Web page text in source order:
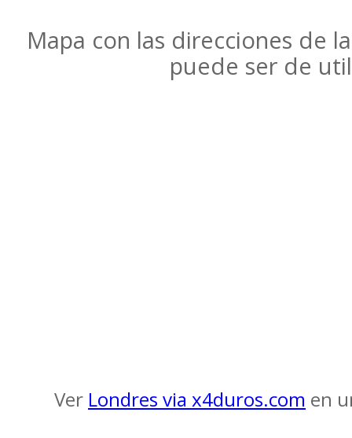
Mapa con las direcciones de
puede ser de
Ver Londres via x4duros.com en